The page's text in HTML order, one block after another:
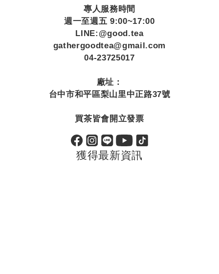
專人服務時間
週一至週五 9:00~17:00
LINE:@good.tea
gathergoodtea@gmail.com
04-23725017
廠址：
台中市和平區梨山里中正路37號
買茶皆會開立發票
獲得最新資訊